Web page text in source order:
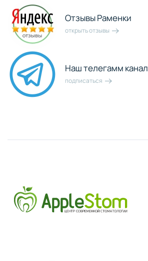
Отзывы Раменки
открыть отзывы
Наш телегамм канал
подписаться